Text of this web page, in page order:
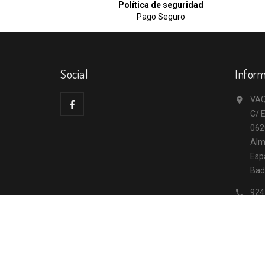
Política de seguridad
Pago Seguro
Social

C/
